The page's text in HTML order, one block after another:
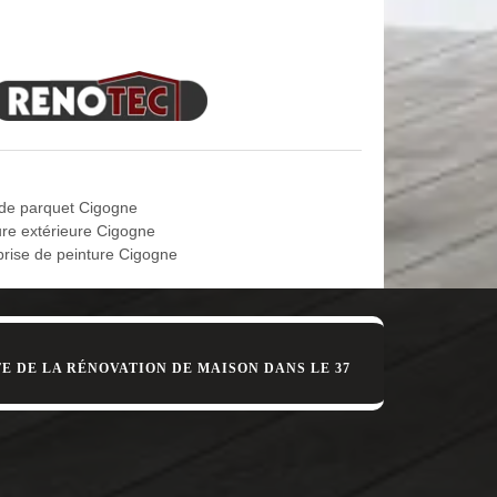
sûr que vous devez faire appel à un
d'une équipe que vous allez chois engager et
bien expérimentée. Pour ce qui est à Cigogne
d’intérieur qualifiée, il est en mesure de répondre
MD Rénovation. Sachez qu’il est tout à fait
pièces de votre maison : cuisine, salle de bain…,
nous pour de plus amples informations.
parquet Cigogne
extérieure Cigogne
de peinture Cigogne
DE LA RÉNOVATION DE MAISON DANS LE 37